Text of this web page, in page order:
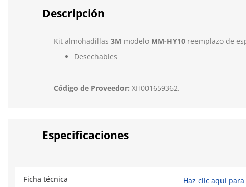
Descripción
Kit almohadillas 3M modelo MM-HY10 reemplazo de
Desechables
Código de Proveedor: XH001659362.
Especificaciones
Ficha técnica Haz clic aquí